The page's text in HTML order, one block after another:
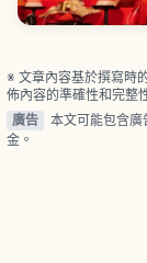
※ 文章內容基於撰寫時
佈內容的準確性和完整
廣告
本文可能包含
金。